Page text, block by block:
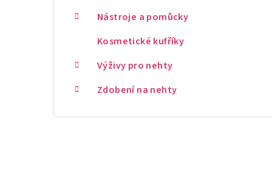
Nástroje a pomůcky
Kosmetické kufříky
Výživy pro nehty
Zdobení na nehty